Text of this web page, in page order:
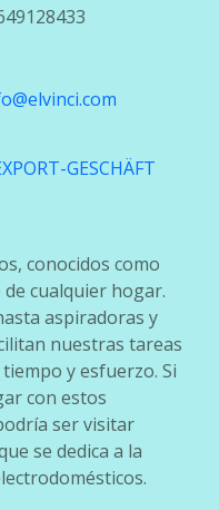
GESCHÄFT
conocidos como
cualquier hogar.
aspiradoras y
nuestras tareas
y esfuerzo. Si
con estos
ser visitar
se dedica a la